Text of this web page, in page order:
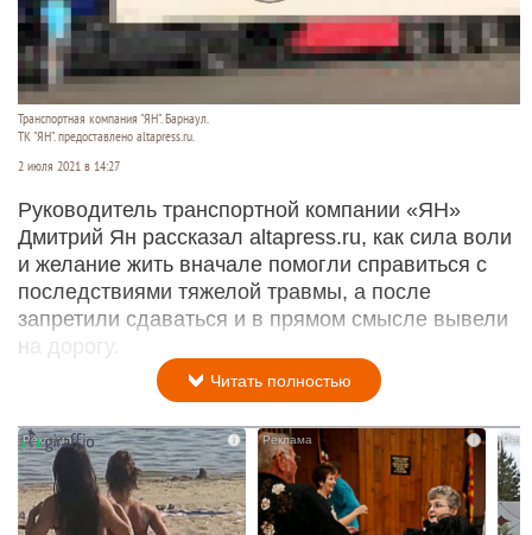
Транспортная компания "ЯН". Барнаул.
ТК "ЯН". предоставлено altapress.ru.
2 июля 2021 в 14:27
Руководитель транспортной компании «ЯН»
Дмитрий Ян рассказал altapress.ru, как сила воли
и желание жить вначале помогли справиться с
последствиями тяжелой травмы, а после
запретили сдаваться и в прямом смысле вывели
на дорогу.
Читать полностью
i